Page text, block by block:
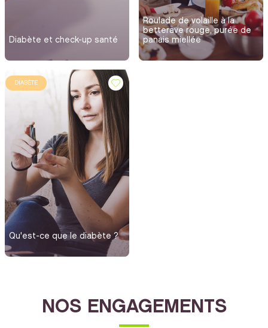
Diabète et check-up santé
Roulade de volaille à la
betterave rouge, purée de
panais miellée
DIABÈTE
Qu'est-ce que le diabète ?
NOS ENGAGEMENTS